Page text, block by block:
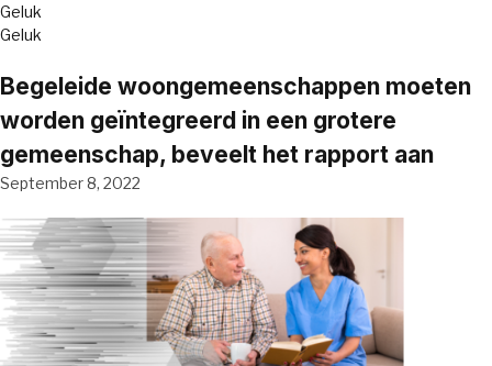
Geluk
Geluk
Begeleide woongemeenschappen moeten
worden geïntegreerd in een grotere
gemeenschap, beveelt het rapport aan
September 8, 2022